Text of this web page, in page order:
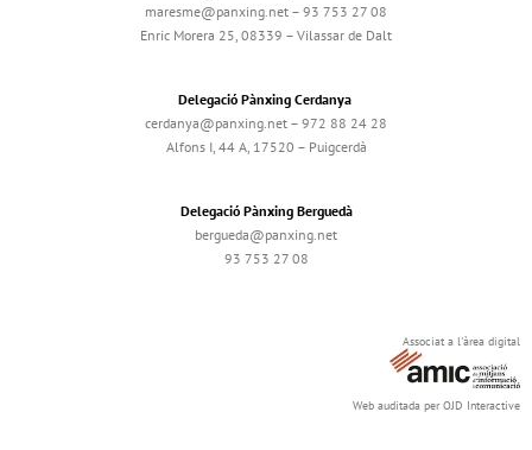
maresme@panxing.net – 93 753 27 08
Enric Morera 25, 08339 – Vilassar de Dalt
Delegació Pànxing Cerdanya
cerdanya@panxing.net – 972 88 24 28
Alfons I, 44 A, 17520 – Puigcerdà
Delegació Pànxing Berguedà
bergueda@panxing.net
93 753 27 08
Associat a l'àrea digital
Web auditada per OJD Interactive